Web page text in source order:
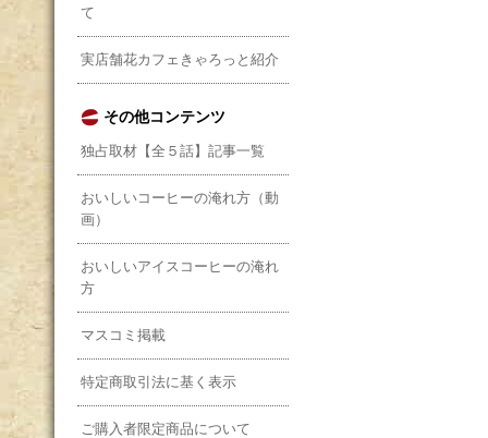
て
実店舗花カフェきゃろっと紹介
その他コンテンツ
独占取材【全５話】記事一覧
おいしいコーヒーの淹れ方（動
画）
おいしいアイスコーヒーの淹れ
方
マスコミ掲載
特定商取引法に基く表示
ご購入者限定商品について